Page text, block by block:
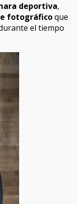
deportiva,
fotográficoque
el tiempo